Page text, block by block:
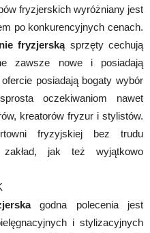
fryzjerskich wyróżniany jest
po konkurencyjnych cenach.
fryzjerskąsprzęty cechują
zawsze nowe i posiadają
posiadają bogaty wybór
oczekiwaniom nawet
kreatorów fryzur i stylistów.
fryzyjskiej bez trudu
jak też wyjątkowo
godna polecenia jest
i stylizacyjnych